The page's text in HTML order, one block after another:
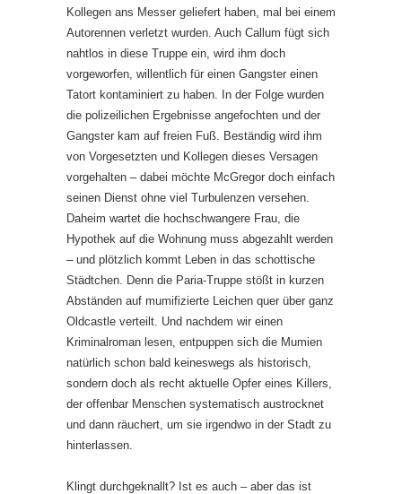
Kollegen ans Messer geliefert haben, mal bei einem
Autorennen verletzt wurden. Auch Callum fügt sich
nahtlos in diese Truppe ein, wird ihm doch
vorgeworfen, willentlich für einen Gangster einen
Tatort kontaminiert zu haben. In der Folge wurden
die polizeilichen Ergebnisse angefochten und der
Gangster kam auf freien Fuß. Beständig wird ihm
von Vorgesetzten und Kollegen dieses Versagen
vorgehalten – dabei möchte McGregor doch einfach
seinen Dienst ohne viel Turbulenzen versehen.
Daheim wartet die hochschwangere Frau, die
Hypothek auf die Wohnung muss abgezahlt werden
– und plötzlich kommt Leben in das schottische
Städtchen. Denn die Paria-Truppe stößt in kurzen
Abständen auf mumifizierte Leichen quer über ganz
Oldcastle verteilt. Und nachdem wir einen
Kriminalroman lesen, entpuppen sich die Mumien
natürlich schon bald keineswegs als historisch,
sondern doch als recht aktuelle Opfer eines Killers,
der offenbar Menschen systematisch austrocknet
und dann räuchert, um sie irgendwo in der Stadt zu
hinterlassen.
Klingt durchgeknallt? Ist es auch – aber das ist